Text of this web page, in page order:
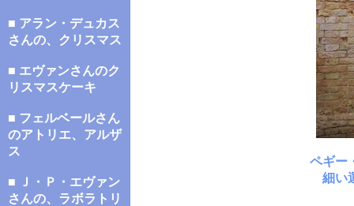
■ アラン・デュカス
さんの、クリスマス
■ エヴァンさんのク
リスマスケーキ
■ フェルベールさん
のアトリエ、アルザ
ス
■ Ｊ・Ｐ・エヴァン
さんの、ラボラトリ
ペギー
細い